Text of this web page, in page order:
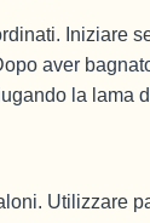
Iniziare
aver
la lama
Utilizzare